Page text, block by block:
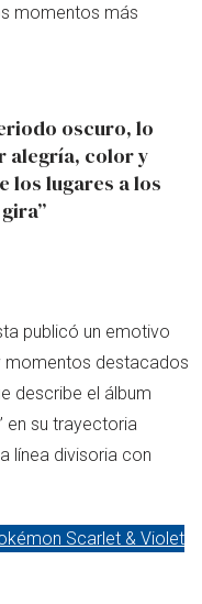
momentos más
oscuro, lo
alegría, color y
los lugares a los
publicó un emotivo
momentos destacados
describe el álbum
en su trayectoria
línea divisoria con
Scarlet & Violet